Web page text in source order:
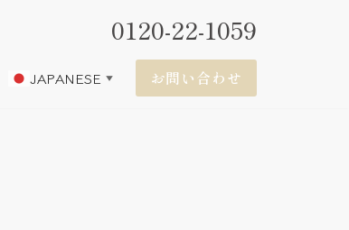
0120-22-1059
JAPANESE ▼ お問い合わせ